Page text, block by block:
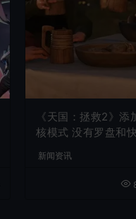
《天国：拯救2》添
核模式 没有罗盘和
新闻资讯